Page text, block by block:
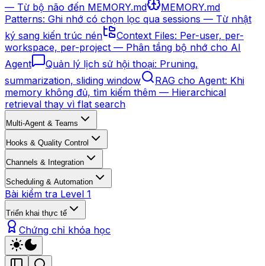
— Từ bộ não đến MEMORY.md
MEMORY.md
Patterns: Ghi nhớ có chọn lọc qua sessions — Từ nhật
ký sang kiến trúc nén
Context Files: Per-user, per-
workspace, per-project — Phân tầng bộ nhớ cho AI
Agent
Quản lý lịch sử hội thoại: Pruning,
summarization, sliding window
RAG cho Agent: Khi
memory không đủ, tìm kiếm thêm — Hierarchical
retrieval thay vì flat search
Multi-Agent & Teams
Hooks & Quality Control
Channels & Integration
Scheduling & Automation
Bài kiểm tra Level 1
Triển khai thực tế
Chứng chỉ khóa học